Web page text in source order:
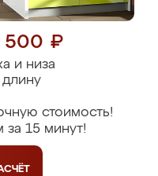
500 ₽
и низа
длину
стоимость!
15 минут!